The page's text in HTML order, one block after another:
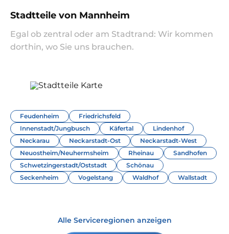
Stadtteile von Mannheim
Egal ob zentral oder am Stadtrand: Wir kommen
dorthin, wo Sie uns brauchen.
Feudenheim
Friedrichsfeld
Innenstadt/Jungbusch
Käfertal
Lindenhof
Neckarau
Neckarstadt-Ost
Neckarstadt-West
Neuostheim/Neuhermsheim
Rheinau
Sandhofen
Schwetzingerstadt/Oststadt
Schönau
Seckenheim
Vogelstang Waldhof Wallstadt
Alle Serviceregionen anzeigen